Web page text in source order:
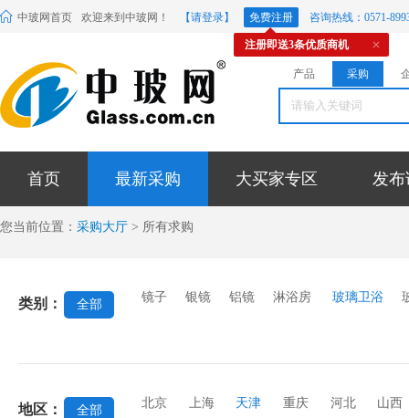
中玻网首页 欢迎来到中玻网！ 【请登录】 免费注册 咨询热线：0571-
注册即送3条优质商机
产品 采购
首页 最新采购 大买家专区 发布
您当前位置： 采购大厅 > 所有求购
类别： 全部
镜子 银镜 铝镜 淋浴房 玻璃卫浴
地区： 全部
北京 上海 天津 重庆 河北
山西